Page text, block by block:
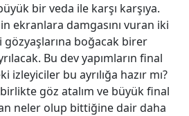
bir veda ile karşı karşıya.
ekranlara damgasını vuran iki
gözyaşlarına boğacak birer
Bu dev yapımların final
bu ayrılığa hazır mı?
göz atalım ve büyük final
neler olup bittiğine dair daha